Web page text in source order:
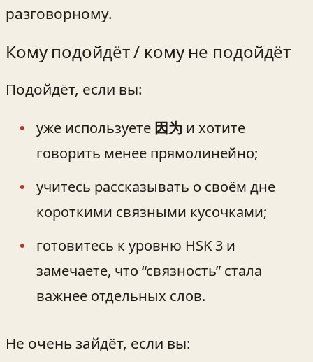
разговорному.
Кому подойдёт / кому не подойдёт
Подойдёт, если вы:
уже используете 因为 и хотите
говорить менее прямолинейно;
учитесь рассказывать о своём дне
короткими связными кусочками;
готовитесь к уровню HSK 3 и
замечаете, что “связность” стала
важнее отдельных слов.
Не очень зайдёт, если вы: